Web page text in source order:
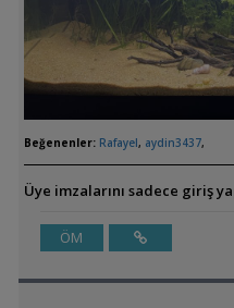
Beğenenler: Rafayel, aydin3437,
Üye imzalarını sadece giriş
ÖM